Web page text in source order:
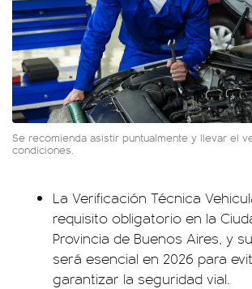
Se recomienda asistir puntualmente y llevar el
condiciones.
La Verificación Técnica
requisito obligatorio en la
Provincia de Buenos Aires, y
será esencial en 2026 para
garantizar la seguridad vial.